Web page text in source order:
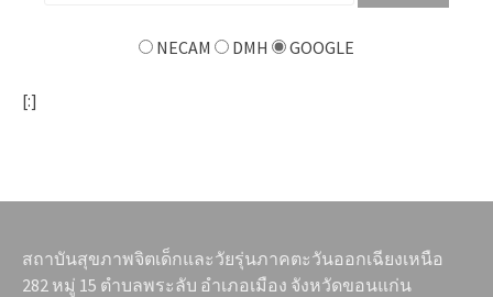
NECAM DMH GOOGLE
[:]
สถาบันสุขภาพจิตเด็กและวัยรุ่นภาคตะวันออกเฉียงเหนือ
282 หมู่ 15 ตำบลพระลับ อำเภอเมือง จังหวัดขอนแก่น